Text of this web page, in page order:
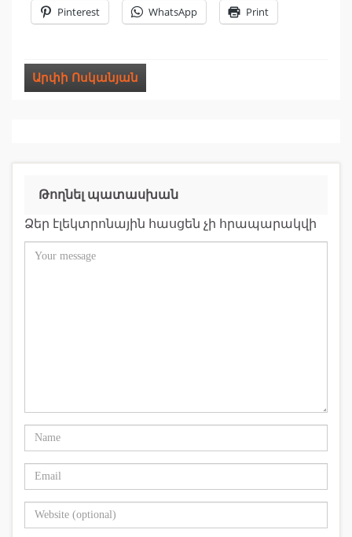
Pinterest WhatsApp Print
Արփի Ոսկանյան
Թողնել պատասխան
Ձեր էլեկտրոնային հասցեն չի հրապարակվի